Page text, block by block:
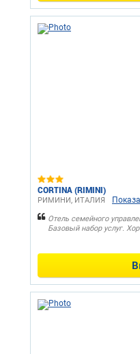
CORTINA (RIMINI)
РИМИНИ, ИТАЛИЯ
Отель семейного
Базовый набор услуг.